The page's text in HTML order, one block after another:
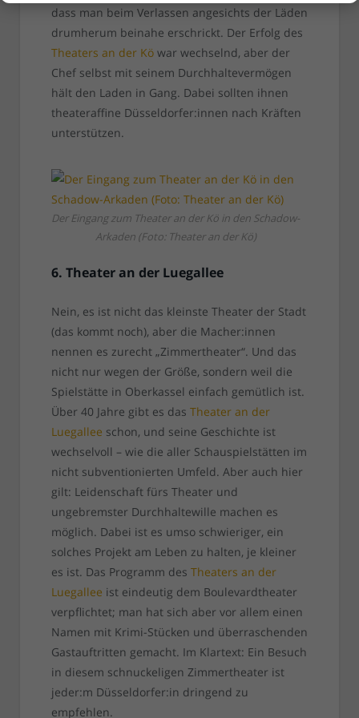
dass man beim Verlassen angesichts der Läden
drumherum beinahe erschrickt. Der Erfolg des
Theaters an der Köwar wechselnd, aber der
Chef selbst mit seinem Durchhaltevermögen
hält den Laden in Gang. Dabei sollten ihnen
theateraffine Düsseldorfer:innen nach Kräften
unterstützen.
Der Eingang zum Theater an der Kö in den Schadow-
Arkaden (Foto: Theater an der Kö)
6. Theater an der Luegallee
Nein, es ist nicht das kleinste Theater der Stadt
(das kommt noch), aber die Macher:innen
nennen es zurecht „Zimmertheater“. Und das
nicht nur wegen der Größe, sondern weil die
Spielstätte in Oberkassel einfach gemütlich ist.
Über 40 Jahre gibt es das Theater an der
Luegallee schon, und seine Geschichte ist
wechselvoll – wie die aller Schauspielstätten im
nicht subventionierten Umfeld. Aber auch hier
gilt: Leidenschaft fürs Theater und
ungebremster Durchhaltewille machen es
möglich. Dabei ist es umso schwieriger, ein
solches Projekt am Leben zu halten, je kleiner
es ist. Das Programm des Theaters an der
Luegallee ist eindeutig dem Boulevardtheater
verpflichtet; man hat sich aber vor allem einen
Namen mit Krimi-Stücken und überraschenden
Gastauftritten gemacht. Im Klartext: Ein Besuch
in diesem schnuckeligen Zimmertheater ist
jeder:m Düsseldorfer:in dringend zu
empfehlen.